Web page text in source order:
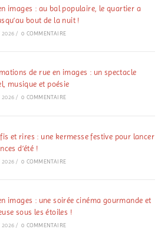
images : au bal populaire, le quartier a
bout de la nuit !
2026 / 0 COMMENTAIRE
de rue en images : un spectacle
musique et poésie
2026 / 0 COMMENTAIRE
et rires : une kermesse festive pour lancer
d’été !
2026 / 0 COMMENTAIRE
images : une soirée cinéma gourmande et
sous les étoiles !
2026 / 0 COMMENTAIRE